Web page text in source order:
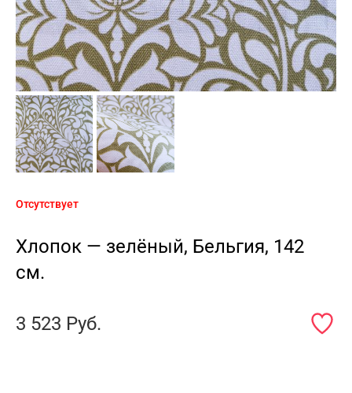
Отсутствует
Хлопок — зелёный, Бельгия, 142
см.
3 523 Руб.